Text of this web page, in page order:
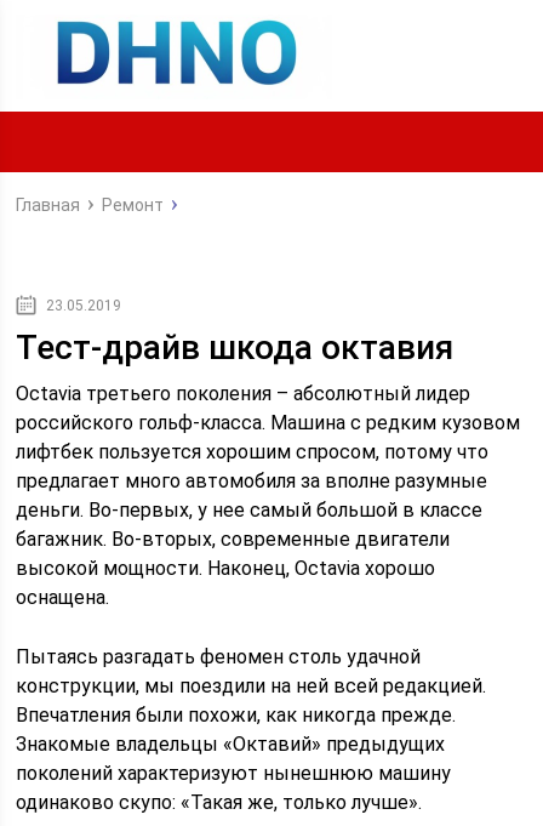
Главная Ремонт
23.05.2019
Тест-драйв шкода октавия
Octavia третьего поколения – абсолютный лидер
российского гольф-класса. Машина с редким кузовом
лифтбек пользуется хорошим спросом, потому что
предлагает много автомобиля за вполне разумные
деньги. Во-первых, у нее самый большой в классе
багажник. Во-вторых, современные двигатели
высокой мощности. Наконец, Octavia хорошо
оснащена.
Пытаясь разгадать феномен столь удачной
конструкции, мы поездили на ней всей редакцией.
Впечатления были похожи, как никогда прежде.
Знакомые владельцы «Октавий» предыдущих
поколений характеризуют нынешнюю машину
одинаково скупо: «Такая же, только лучше».